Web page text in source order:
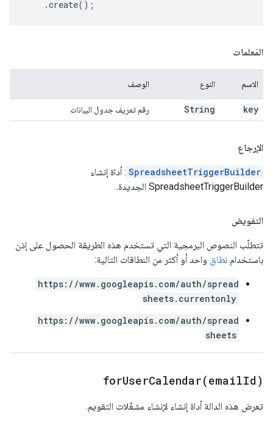
.create();
المَعلمات
الاسم النوع الوصف
key
String رقم تعريف جدول البيانات
الإرجاع
SpreadsheetTriggerBuilder : أداة إنشاء
SpreadsheetTriggerBuilder الجديدة.
التفويض
تتطلّب النصوص البرمجية التي تستخدم هذه الطريقة الحصول على إذن
باستخدام نطاق واحد أو أكثر من النطاقات التالية:
https://www.googleapis.com/auth/spread
sheets.currentonly
https://www.googleapis.com/auth/spread
sheets
forUserCalendar(emailId)
تعرض هذه الدالة أداة إنشاء لإنشاء مشغّلات التقويم.